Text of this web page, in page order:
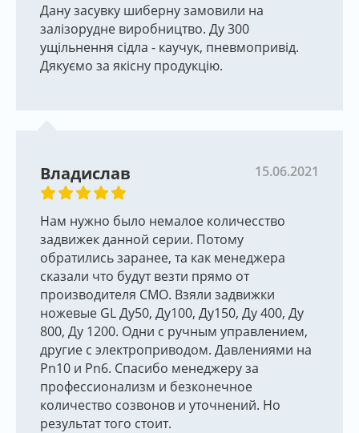
Дану засувку шиберну замовили на
залізорудне виробництво. Ду 300
ущільнення сідла - каучук, пневмопривід.
Дякуємо за якісну продукцію.
Владислав 15.06.2021
Нам нужно было немалое количесство
задвижек данной серии. Потому
обратились заранее, та как менеджера
сказали что будут везти прямо от
производителя СМО. Взяли задвижки
ножевые GL Ду50, Ду100, Ду150, Ду 400, Ду
800, Ду 1200. Одни с ручным управлением,
другие с электроприводом. Давлениями на
Pn10 и Pn6. Спасибо менеджеру за
профессионализм и безконечное
количество созвонов и уточнений. Но
результат того стоит.